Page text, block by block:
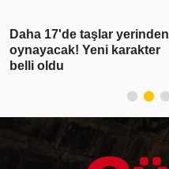
Ayça Ayşin Turan'dan
herkesi şaşırtan hamle!
Kamera arkasına geçti